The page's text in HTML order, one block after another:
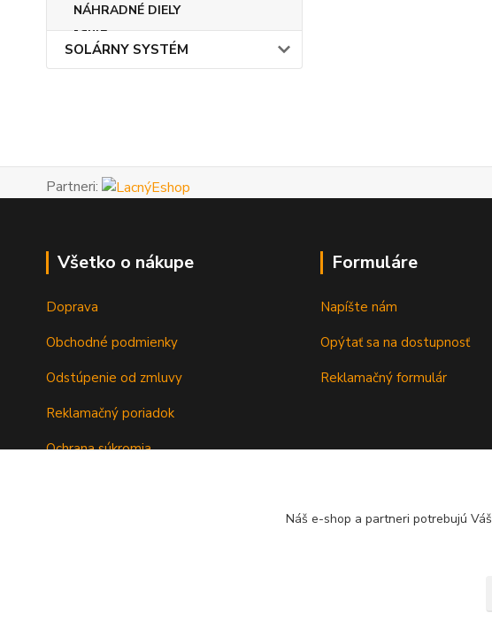
NÁHRADNÉ DIELY
SOLÁRNY SYSTÉM
Partneri:
Všetko o nákupe
Doprava
Obchodné podmienky
Odstúpenie od zmluvy
Reklamačný poriadok
Ochrana súkromia
Formuláre
Napíšte nám
Opýtať sa na dostupnosť
Reklamačný formulár
Náš e-shop a partneri potrebujú Váš